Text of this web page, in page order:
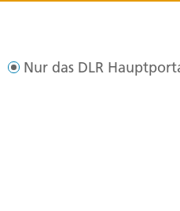
Nur das DLR